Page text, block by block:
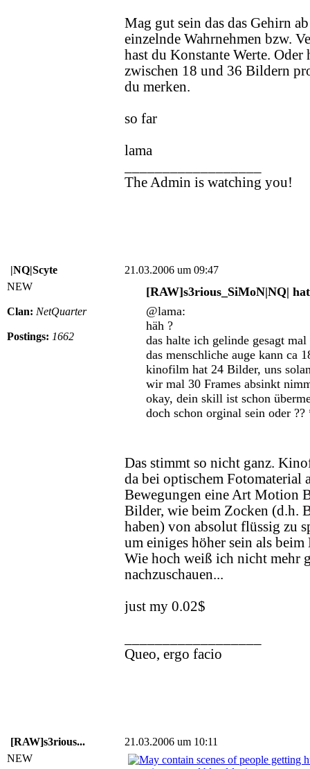
Mag gut sein das das Gehirn
einzelnde Wahrnehmen bzw.
hast du Konstante Werte.
zwischen 18 und 36 Bildern
du merken.
so far
lama
The Admin is watching you!
|NQ|Scyte
21.03.2006 um 09:47
NEW
Clan: NetQuarter
Postings: 1662
[RAW]s3rious_SiMoN|NQ|
@lama:
häh ?
das halte ich gelinde gesagt
das menschliche auge kann ca
kinofilm hat 24 Bilder, uns
wir mal 30 Frames absinkt
okay, dein skill ist schon
doch schon orginal sein oder
Das stimmt so nicht ganz.
da bei optischem Fotomaterial
Bewegungen eine Art Motion
Bilder, wie beim Zocken (d.h.
haben) von absolut flüssig zu
um einiges höher sein als
Wie hoch weiß ich nicht mehr
nachzuschauen...
just my 0.02$
Queo, ergo facio
[RAW]s3rious...
21.03.2006 um 10:11
NEW